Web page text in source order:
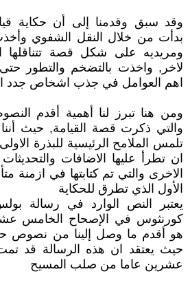
وقد سبق وقدمنا إلى أن حكاية
بدأت من خلال النقل الشفوي
ومريديه على شكل قصة
لاخر, واخذت بالتضخم والتطور
اهم العوامل في جذب اشخاص جدد
ومن هنا تبرز لنا أهمية أقدم
والتي ذكرت قصة القيامة, حيث
تلمس الملامح الرئيسية للبذرة
ان تطرأ عليها الاضافات
الاخرى والتي تم كتابتها في
الأول الذي تطرق للحكاية
يعتبر النص الوارد في رسالة
كورنثوس في الإصحاح الخامس
هو أقدم ما وصل إلينا من نصوص
حيث يعتقد ان هذه الرسالة قد تمت
عشرين عاما من صلب المسيح